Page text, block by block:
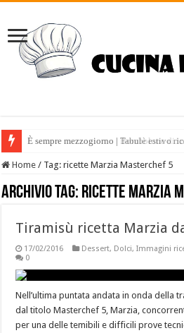
È sempre mezzogiorno | Bombolone di
È sempre mezzogiorno | Tabulè estivo
Home / Tag:ricette Marzia Masterchef 5
Archivio tag: ricette Marzia
Tiramisù ricetta Marzia
17/02/2016 Dessert, Dolci,Immagini
0
Nell’ultima puntata andata in onda della
dal titolo Masterchef 5, Marzia,
per una delle temibili e difficili prove